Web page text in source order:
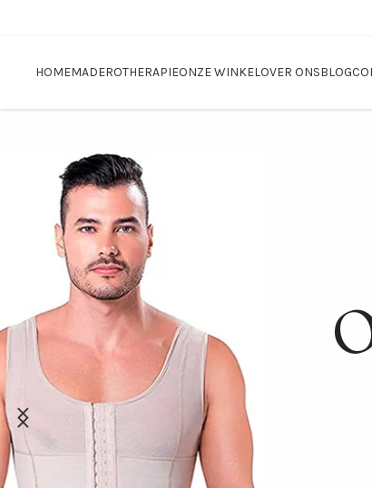
HOMEMADEROTHERAPIEONZE WINKELOVER ONSBLOG